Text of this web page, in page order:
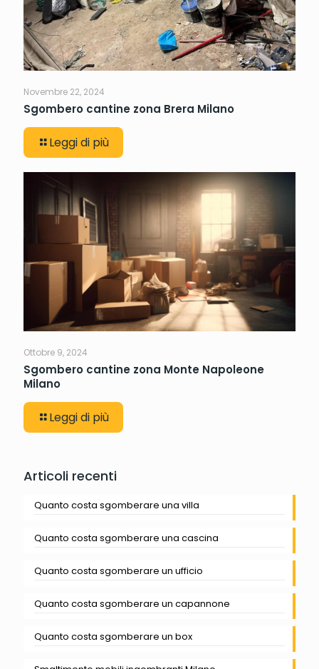
Novembre 22, 2024
Sgombero cantine zona Brera Milano
Leggi di più
Ottobre 9, 2024
Sgombero cantine zona Monte Napoleone
Milano
Leggi di più
Articoli recenti
Quanto costa sgomberare una villa
Quanto costa sgomberare una cascina
Quanto costa sgomberare un ufficio
Quanto costa sgomberare un capannone
Quanto costa sgomberare un box